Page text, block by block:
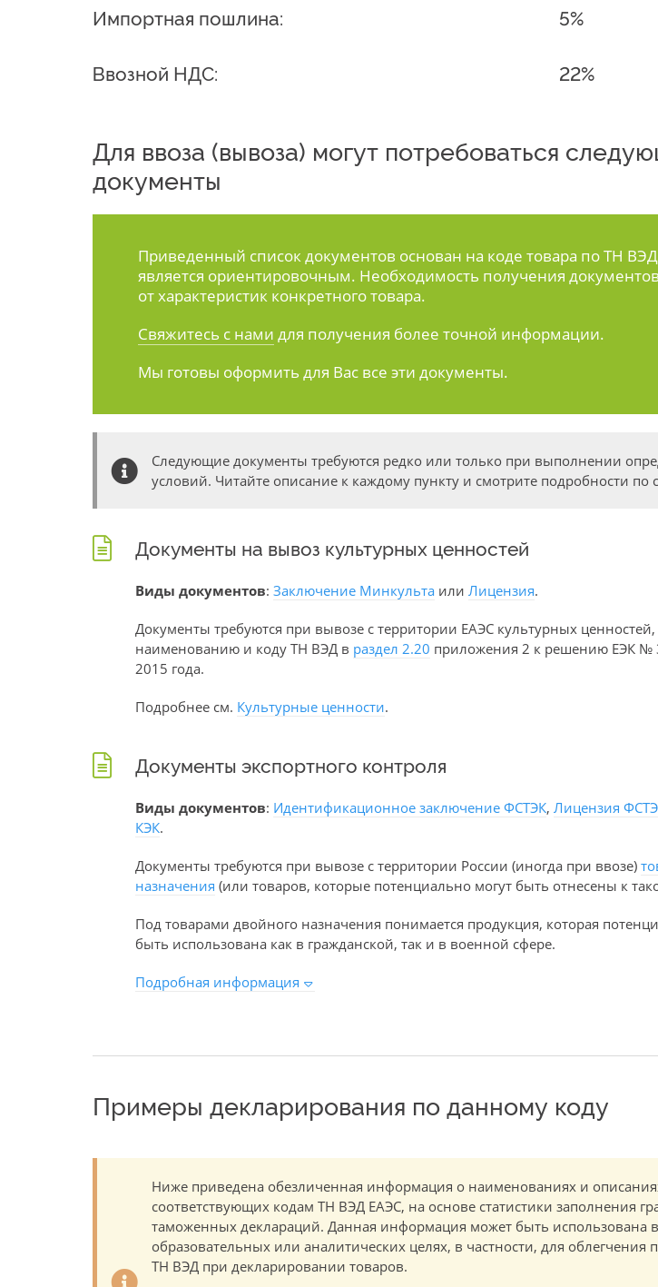
Импортная пошлина: 5%
Ввозной НДС: 22%
Для ввоза (вывоза) могут потребоваться
документы
Приведенный список документов основан на коде товара по ТН
является ориентировочным. Необходимость получения
от характеристик конкретного товара.
Свяжитесь с нами для получения более точной информации.
Мы готовы оформить для Вас все эти документы.
Следующие документы требуются редко или только при выполнении
условий. Читайте описание к каждому пункту и смотрите подробности по
Документы на вывоз культурных ценностей
Виды документов: Заключение Минкульта или Лицензия.
Документы требуются при вывозе с территории ЕАЭС культурных
наименованию и коду ТН ВЭД в раздел 2.20 приложения 2 к решению ЕЭК №
2015 года.
Подробнее см. Культурные ценности.
Документы экспортного контроля
Виды документов: Идентификационное заключение ФСТЭК, Лицензия
КЭК.
Документы требуются при вывозе с территории России (иногда при ввозе)
назначения (или товаров, которые потенциально могут быть отнесены к
Под товарами двойного назначения понимается продукция, которая
быть использована как в гражданской, так и в военной сфере.
Подробная информация
Примеры декларирования по данному коду
Ниже приведена обезличенная информация о наименованиях и
соответствующих кодам ТН ВЭД ЕАЭС, на основе статистики заполнения
таможенных деклараций. Данная информация может быть использована в
образовательных или аналитических целях, в частности, для облегчения
ТН ВЭД при декларировании товаров.